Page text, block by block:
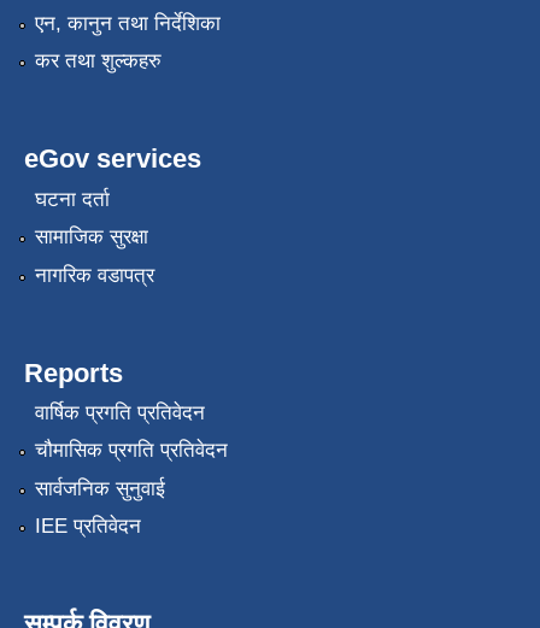
एन, कानुन तथा निर्देशिका
कर तथा शुल्कहरु
eGov services
घटना दर्ता
सामाजिक सुरक्षा
नागरिक वडापत्र
Reports
वार्षिक प्रगति प्रतिवेदन
चौमासिक प्रगति प्रतिवेदन
सार्वजनिक सुनुवाई
IEE प्रतिवेदन